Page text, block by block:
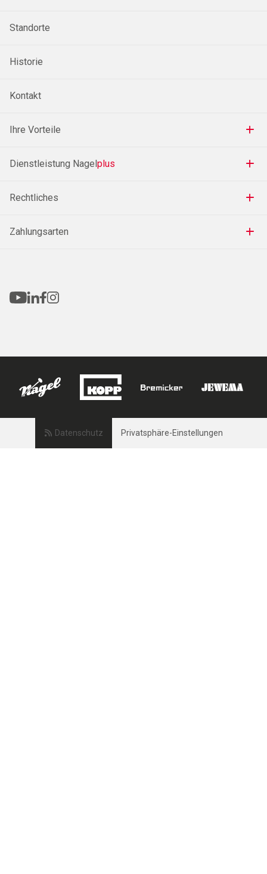
Standorte
Historie
Kontakt
Ihre Vorteile
Dienstleistung Nagelplus
Rechtliches
Zahlungsarten
Datenschutz Privatsphäre-Einstellungen